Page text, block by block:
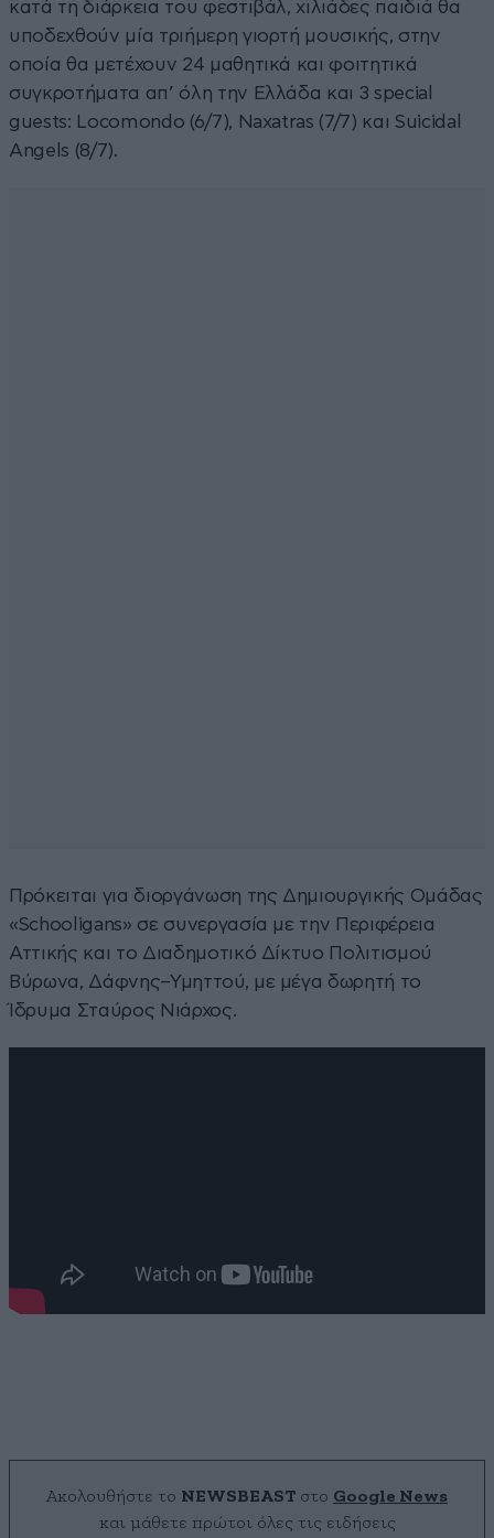
κατά τη διάρκεια του φεστιβάλ, χιλιάδες παιδιά θα
υποδεχθούν μία τριήμερη γιορτή μουσικής, στην
οποία θα μετέχουν 24 μαθητικά και φοιτητικά
συγκροτήματα απ’ όλη την Ελλάδα και 3 special
guests: Locomondo (6/7), Naxatras (7/7) και Suicidal
Angels (8/7).
Πρόκειται για διοργάνωση της Δημιουργικής Ομάδας
«Schooligans» σε συνεργασία με την Περιφέρεια
Αττικής και το Διαδημοτικό Δίκτυο Πολιτισμού
Βύρωνα, Δάφνης–Υμηττού, με μέγα δωρητή το
Ίδρυμα Σταύρος Νιάρχος.
Ακολουθήστε το NEWSBEAST στο Google News
και μάθετε πρώτοι όλες τις ειδήσεις